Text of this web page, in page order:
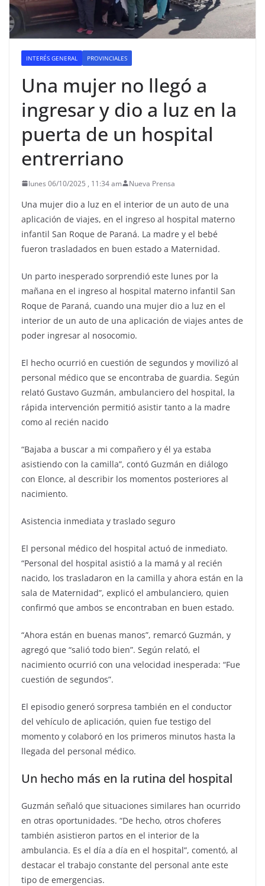
INTERÉS GENERAL PROVINCIALES
Una mujer no llegó a
ingresar y dio a luz en la
puerta de un hospital
entrerriano
lunes 06/10/2025 , 11:34 am Nueva Prensa
Una mujer dio a luz en el interior de un auto de una
aplicación de viajes, en el ingreso al hospital materno
infantil San Roque de Paraná. La madre y el bebé
fueron trasladados en buen estado a Maternidad.
Un parto inesperado sorprendió este lunes por la
mañana en el ingreso al hospital materno infantil San
Roque de Paraná, cuando una mujer dio a luz en el
interior de un auto de una aplicación de viajes antes de
poder ingresar al nosocomio.
El hecho ocurrió en cuestión de segundos y movilizó al
personal médico que se encontraba de guardia. Según
relató Gustavo Guzmán, ambulanciero del hospital, la
rápida intervención permitió asistir tanto a la madre
como al recién nacido
“Bajaba a buscar a mi compañero y él ya estaba
asistiendo con la camilla”, contó Guzmán en diálogo
con Elonce, al describir los momentos posteriores al
nacimiento.
Asistencia inmediata y traslado seguro
El personal médico del hospital actuó de inmediato.
“Personal del hospital asistió a la mamá y al recién
nacido, los trasladaron en la camilla y ahora están en la
sala de Maternidad”, explicó el ambulanciero, quien
confirmó que ambos se encontraban en buen estado.
“Ahora están en buenas manos”, remarcó Guzmán, y
agregó que “salió todo bien”. Según relató, el
nacimiento ocurrió con una velocidad inesperada: “Fue
cuestión de segundos”.
El episodio generó sorpresa también en el conductor
del vehículo de aplicación, quien fue testigo del
momento y colaboró en los primeros minutos hasta la
llegada del personal médico.
Un hecho más en la rutina del hospital
Guzmán señaló que situaciones similares han ocurrido
en otras oportunidades. “De hecho, otros choferes
también asistieron partos en el interior de la
ambulancia. Es el día a día en el hospital”, comentó, al
destacar el trabajo constante del personal ante este
tipo de emergencias.